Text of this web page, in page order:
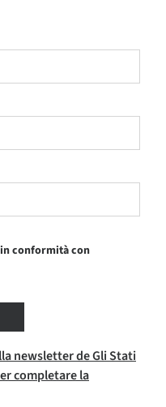
conformità con
newsletter de Gli Stati
completare la